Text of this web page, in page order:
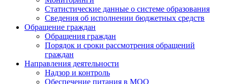
Статистические данные о системе образования
Сведения об исполнении бюджетных средств
Обращение граждан
Обращения граждан
Порядок и сроки рассмотрения обращений
граждан
Направления деятельности
Надзор и контроль
Обеспечение питания в МОО